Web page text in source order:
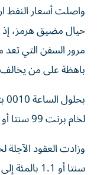
واصلت أسعار النفط
حيال مضيق هرمز، إذ
مرور السفن التي
باهظة على من يخالف
لخام برنت 99 سنتا ‌أو 1.2 بالمئة إلى 83.48 ‌دولار للبرميل.
سنتا أو 1.1 بالمئة إلى 78.84 دولار.